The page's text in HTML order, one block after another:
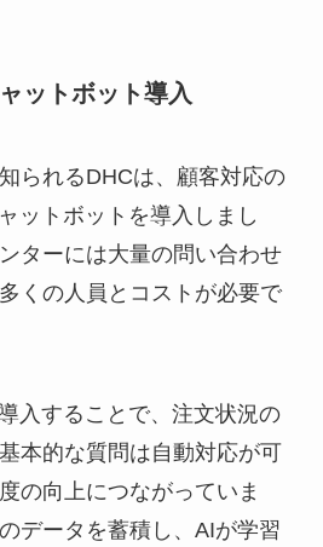
ットボット導入
られるDHCは、顧客対応の
ットボットを導入しまし
ターには大量の問い合わせ
くの人員とコストが必要で
入することで、注文状況の
本的な質問は自動対応が可
の向上につながっていま
データを蓄積し、AIが学習